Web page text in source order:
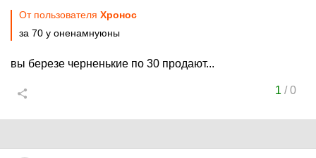
От пользователя Хронос
за 70 у оненамнуюны
вы березе черненькие по 30 продают...
1 /0